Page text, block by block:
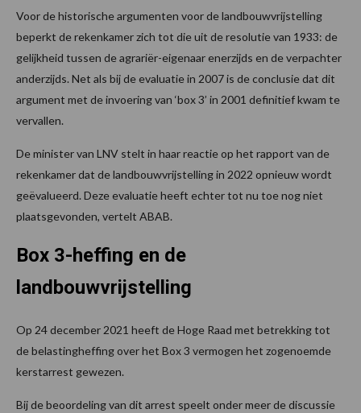
Voor de historische argumenten voor de landbouwvrijstelling
beperkt de rekenkamer zich tot die uit de resolutie van 1933: de
gelijkheid tussen de agrariër-eigenaar enerzijds en de verpachter
anderzijds. Net als bij de evaluatie in 2007 is de conclusie dat dit
argument met de invoering van ‘box 3’ in 2001 definitief kwam te
vervallen.
De minister van LNV stelt in haar reactie op het rapport van de
rekenkamer dat de landbouwvrijstelling in 2022 opnieuw wordt
geëvalueerd. Deze evaluatie heeft echter tot nu toe nog niet
plaatsgevonden, vertelt ABAB.
Box 3-heffing en de
landbouwvrijstelling
Op 24 december 2021 heeft de Hoge Raad met betrekking tot
de belastingheffing over het Box 3 vermogen het zogenoemde
kerstarrest gewezen.
Bij de beoordeling van dit arrest speelt onder meer de discussie